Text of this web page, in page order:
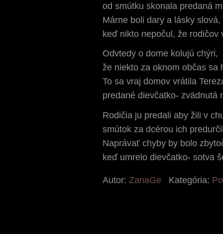
od smútku skonala predaná
Márne boli dary a lásky slová,
keď nikto nepočul, že rodičov
Odvtedy o dome kolujú chýri,
že niekto za oknom občas sa
To sa vraj domov vrátila
predané dievčatko- zvädnutá
Rodičia ju predali aby žili v
smútok za dcérou ich
Naprávať chyby by bolo
keď umrelo dievčatko- sotva
Autor: ZanaGe Kategória: